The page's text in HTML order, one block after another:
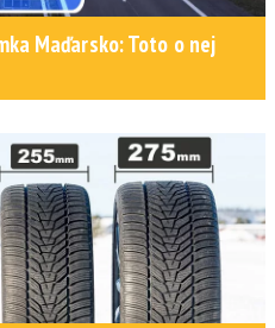
Maďarsko: Toto o nej